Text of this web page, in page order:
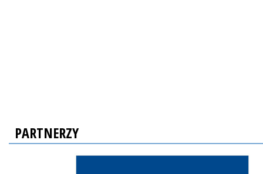
PARTNERZY